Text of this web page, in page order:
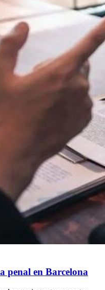
penal en Barcelona